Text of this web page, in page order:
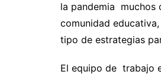
la pandemia muchos
comunidad
tipo de estrategias
El equipo de trabajo